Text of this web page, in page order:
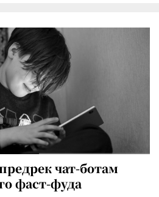
чат-ботам
фаст-фуда